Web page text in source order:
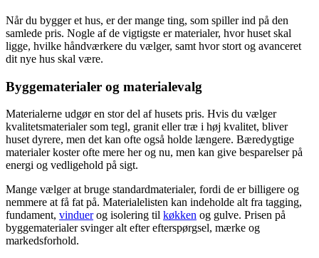
Når du bygger et hus, er der mange ting, som spiller ind på den
samlede pris. Nogle af de vigtigste er materialer, hvor huset skal
ligge, hvilke håndværkere du vælger, samt hvor stort og avanceret
dit nye hus skal være.
Byggematerialer og materialevalg
Materialerne udgør en stor del af husets pris. Hvis du vælger
kvalitetsmaterialer som tegl, granit eller træ i høj kvalitet, bliver
huset dyrere, men det kan ofte også holde længere. Bæredygtige
materialer koster ofte mere her og nu, men kan give besparelser på
energi og vedligehold på sigt.
Mange vælger at bruge standardmaterialer, fordi de er billigere og
nemmere at få fat på. Materialelisten kan indeholde alt fra tagging,
fundament, vinduerog isolering til køkken og gulve. Prisen på
byggematerialer svinger alt efter efterspørgsel, mærke og
markedsforhold.